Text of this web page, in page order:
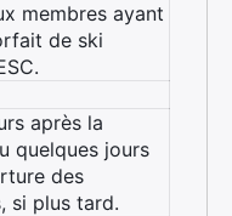
membres ayant
de ski
après la
quelques jours
des
si plus tard.